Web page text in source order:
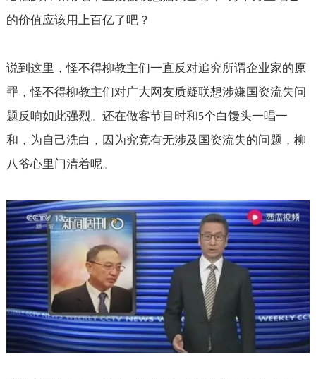
的价值应该用上百亿了吧？
说到这里，怪不得柳教主们一直反对追究所谓企业家的原
罪，怪不得柳教主们对广大网友质疑联想涉嫌国资流失问
题反响如此强烈。还在做客节目时和5个白馒头一唱一
和，为自己洗白，因为究竟有无涉及国资流失的问题，柳
八爷心里门清着呢。